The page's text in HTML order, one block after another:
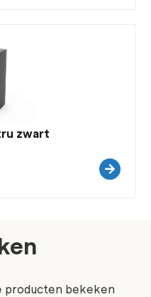
zwart
producten bekeken